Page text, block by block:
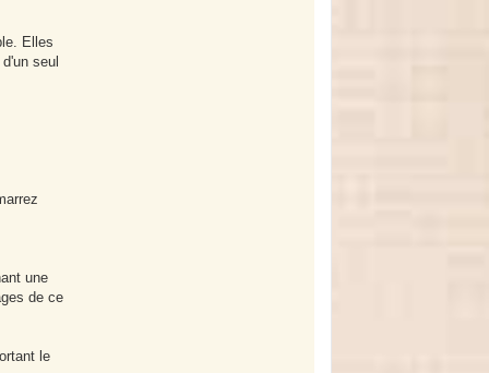
Elles
seul
une
de ce
le